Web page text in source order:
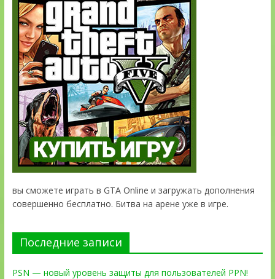
вы сможете играть в GTA Online и загружать дополнения
совершенно бесплатно. Битва на арене уже в игре.
Последние записи
PSN — новый уровень защиты для пользователей PPN!